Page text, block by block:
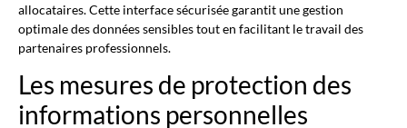
allocataires. Cette interface sécurisée garantit une gestion
optimale des données sensibles tout en facilitant le travail des
partenaires professionnels.
Les mesures de protection des
informations personnelles